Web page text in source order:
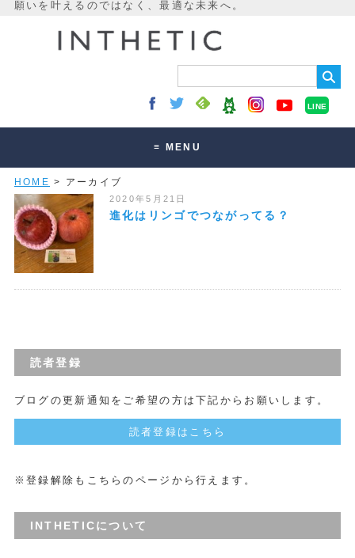
LINE
≡ MENU
講座・セッション
HOME > アーカイブ
2020年5月21日
進化はリンゴでつながってる？
読者登録
ブログの更新通知をご希望の方は下記からお願いします。
読者登録はこちら
※登録解除もこちらのページから行えます。
INTHETICについて